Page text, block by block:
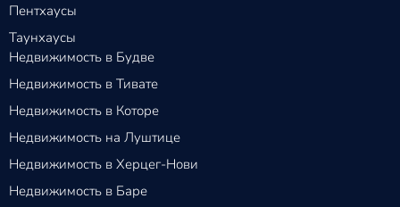
Пентхаусы
Таунхаусы
Недвижимость в Будве
Недвижимость в Тивате
Недвижимость в Которе
Недвижимость на Луштице
Недвижимость в Херцег-Нови
Недвижимость в Баре